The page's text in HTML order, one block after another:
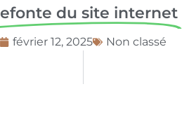
du site internet
février 12, 2025
Non classé